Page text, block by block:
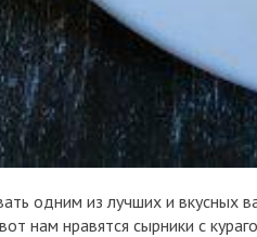
одним из лучших и вкусных
нам нравятся сырники с